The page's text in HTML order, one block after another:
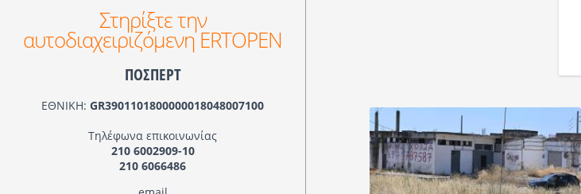
Στηρίξτε την
αυτοδιαχειριζόμενη ERTOPEN
ΠΟΣΠΕΡΤ
ΕΘΝΙΚΗ: GR3901101800000018048007100
Τηλέφωνα επικοινωνίας
210 6002909-10
210 6066486